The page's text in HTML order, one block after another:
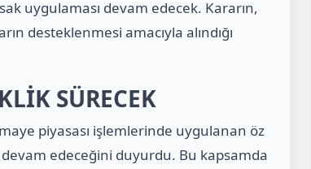
uygulaması devam edecek. Kararın,
desteklenmesi amacıyla alındığı
SÜRECEK
piyasası işlemlerinde uygulanan öz
edeceğini duyurdu. Bu kapsamda